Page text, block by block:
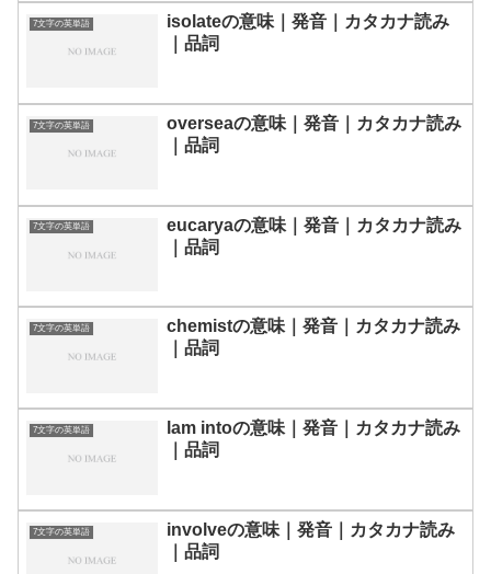
7文字の英単語
isolateの意味｜発音｜カタカナ読み
｜品詞
7文字の英単語
overseaの意味｜発音｜カタカナ読み
｜品詞
7文字の英単語
eucaryaの意味｜発音｜カタカナ読み
｜品詞
7文字の英単語
chemistの意味｜発音｜カタカナ読み
｜品詞
7文字の英単語
lam intoの意味｜発音｜カタカナ読み
｜品詞
7文字の英単語
involveの意味｜発音｜カタカナ読み
｜品詞